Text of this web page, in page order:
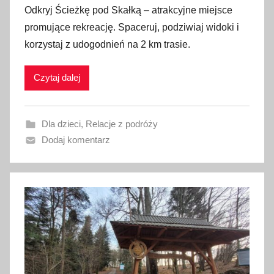
u
b
l
i
a
n
2
1
m
a
r
c
a
Odkryj Ścieżkę pod Skałką – atrakcyjne miejsce
promujące rekreację. Spaceruj, podziwiaj widoki i
korzystaj z udogodnień na 2 km trasie.
Czytaj dalej
Dla dzieci, Relacje z podróży
Dodaj komentarz